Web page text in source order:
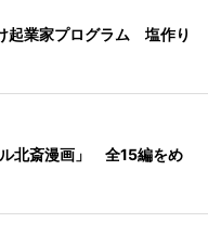
起業家プログラム 塩作り
北斎漫画」 全15編をめ